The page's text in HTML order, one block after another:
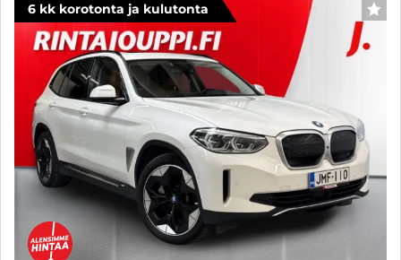
6 kk korotonta ja kulutonta